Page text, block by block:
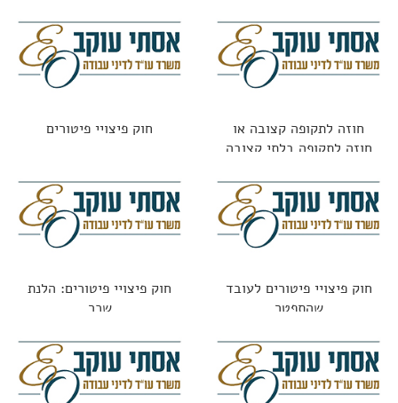
חוזה לתקופה קצובה או
חוזה לתקופה בלתי קצובה
חוק פיצויי פיטורים
חוק פיצויי פיטורים לעובד
שהתפטר
חוק פיצויי פיטורים: הלנת
שכר